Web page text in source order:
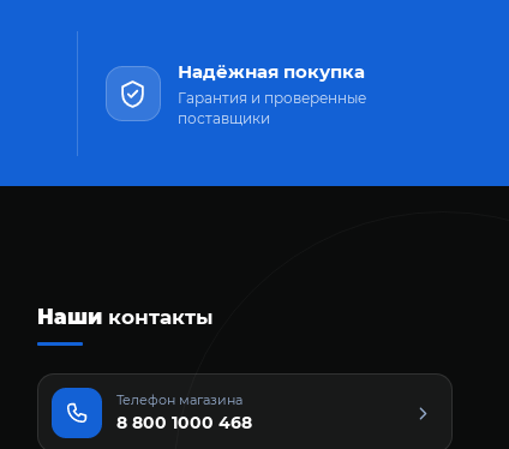
Надёжная покупка
Гарантия и проверенные
поставщики
Нашиконтакты
Телефон магазина
8 800 1000 468